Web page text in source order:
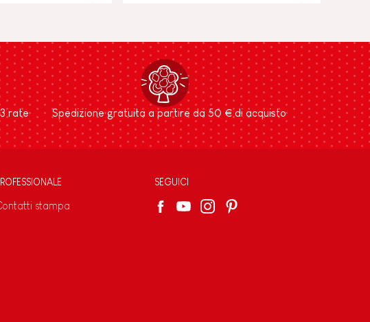
rate
Spedizione gratuita a partire da 50 € di acquisto
stampa
SEGUICI